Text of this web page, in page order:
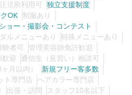
託児所利用可
独立支援制度
OK 制服あり
ョー・撮影会・コンテスト
ルメニューあり
特殊メニューあり
験者可
管理美容師免許歓迎
歓迎
通信生（見習い）相談可
月以内）
新規フリー客多数
ト専門店
ヘアカラー専門店
出張・訪問
スタッフ10名以下